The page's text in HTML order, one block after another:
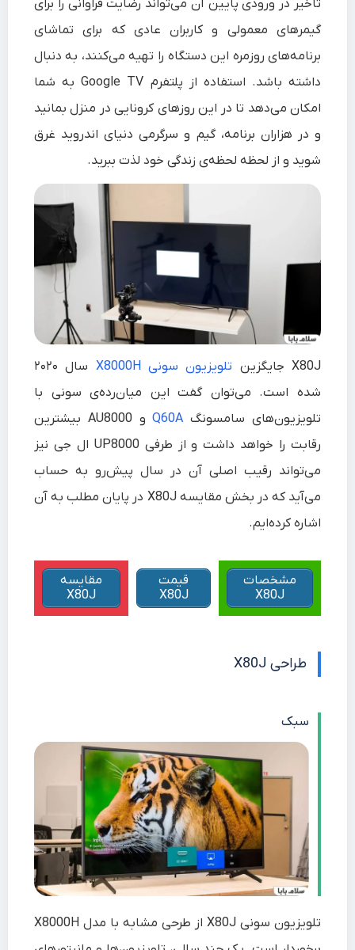
نمایش جزئیات فیلم یا بازی‌های HDR را ارائه دهد.
نور بسیار زیادی داشته باشند با تابش شدید نور، از وضوح
تصاویر کاسته شود.
نگاهی به مطلب
بهترین تلویزیون گیمینگبیندازید.
PS5 و XBOX SERIES X
بیندازید.
تأخیر در ورودی پایین آن می‌تواند رضایت فراوانی را برای
گیمرهای معمولی و کاربران عادی که برای تماشای
برنامه‌های روزمره این دستگاه را تهیه می‌کنند، به دنبال
داشته باشد. استفاده از پلتفرم Google TV به شما
امکان می‌دهد تا در این روزهای کرونایی در منزل بمانید
و در هزاران برنامه، گیم و سرگرمی دنیای اندروید غرق
شوید و از لحظه لحظه‌ی زندگی خود لذت ببرید.
X80J جایگزین تلویزیون سونی X8000H
سال ۲۰۲۰
شده‌ است. می‌توان گفت این میان‌رده‌ی سونی با
تلویزیون‌های سامسونگQ60A
و AU8000 بیشترین
رقابت را خواهد داشت و از طرفی UP8000 ال جی نیز
می‌تواند رقیب اصلی آن در سال پیش‌رو به حساب
می‌آید که در بخش مقایسه X80J در پایان مطلب به آن
اشاره کرده‌ایم.
مشخصات
X80J
قیمت
X80J
مقایسه
X80J
طراحی X80J
سبک
تلویزیون سونی X80J از طرحی مشابه با مدل X8000H